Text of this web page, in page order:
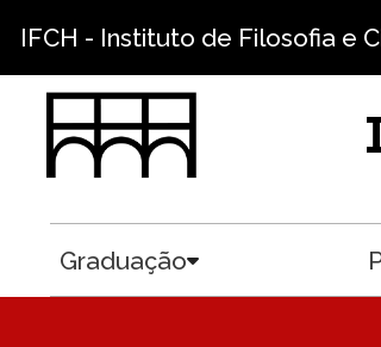
IFCH - Instituto de Filosofia e
Graduação